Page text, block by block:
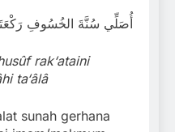
أُصَلِّي سُنَّةَ الخُسُوفِ
rak‘ataini
ta‘âlâ
sunah gerhana